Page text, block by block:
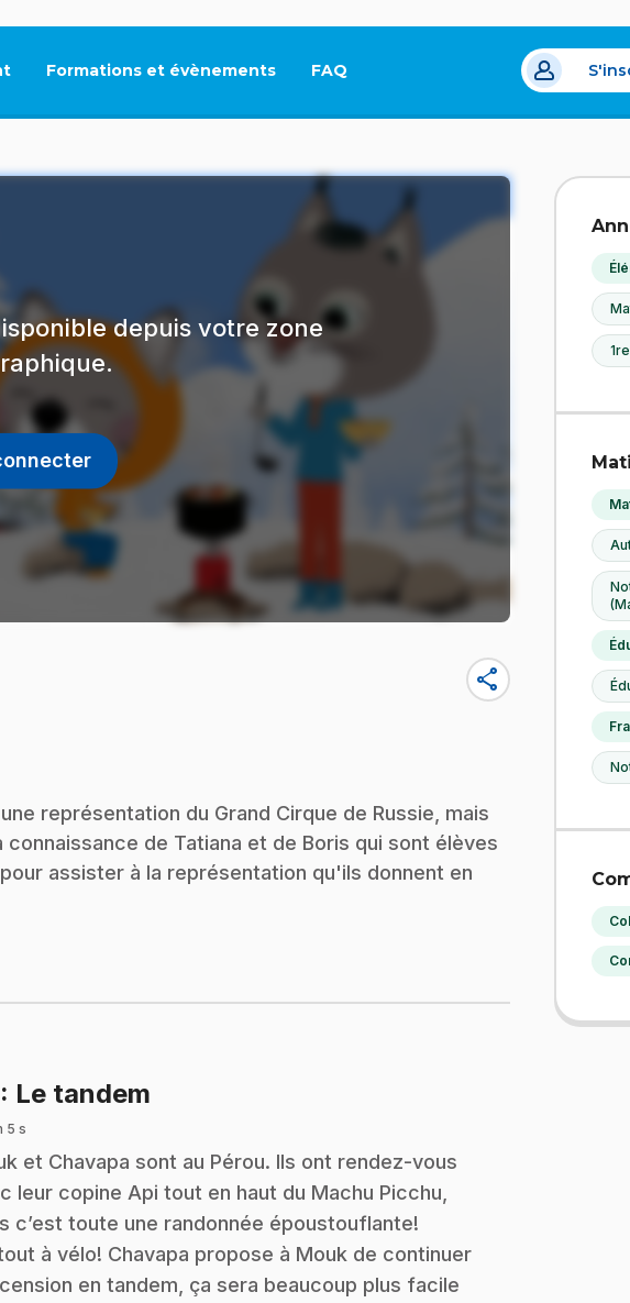
Formations et évènements FAQ
Ce lien s'ouvrira dans un nouvel
depuis votre zone
share
représentation du Grand Cirque de Russie, mais
de Tatiana et de Boris qui sont élèves
assister à la représentation qu'ils donnent en
: Le tandem
5 s
et Chavapa sont au Pérou. Ils ont rendez-vous
leur copine Api tout en haut du Machu Picchu,
c’est toute une randonnée époustouflante!
à vélo! Chavapa propose à Mouk de continuer
en tandem, ça sera beaucoup plus facile